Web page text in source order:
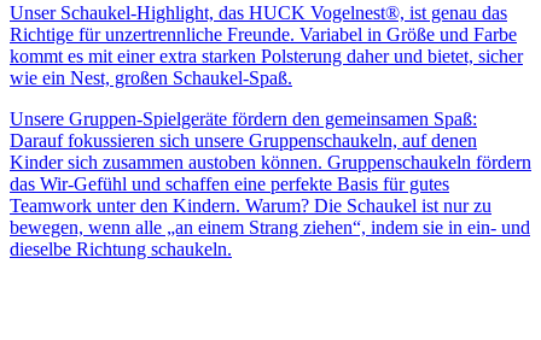
Unser Schaukel-Highlight, das HUCK Vogelnest®, ist genau das
Richtige für unzertrennliche Freunde. Variabel in Größe und Farbe
kommt es mit einer extra starken Polsterung daher und bietet, sicher
wie ein Nest, großen Schaukel-Spaß.
Unsere Gruppen-Spielgeräte fördern den gemeinsamen Spaß:
Darauf fokussieren sich unsere Gruppenschaukeln, auf denen
Kinder sich zusammen austoben können. Gruppenschaukeln fördern
das Wir-Gefühl und schaffen eine perfekte Basis für gutes
Teamwork unter den Kindern. Warum? Die Schaukel ist nur zu
bewegen, wenn alle „an einem Strang ziehen“, indem sie in ein- und
dieselbe Richtung schaukeln.